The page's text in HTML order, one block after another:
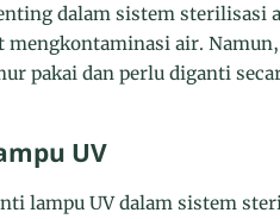
dalam sistem
air.
pakai dan perlu diganti
UV
lampu UV dalam sistem